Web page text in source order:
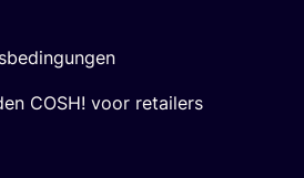
COSH! voor retailers